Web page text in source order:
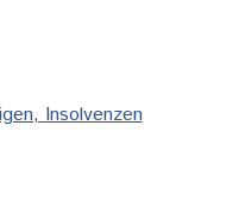
Insolvenzen